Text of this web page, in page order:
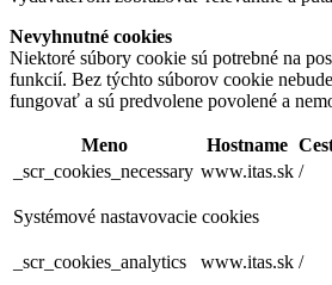
Nevyhnutné cookies
Niektoré súbory cookie sú potrebné na
funkcií. Bez týchto súborov cookie
fungovať a sú predvolene povolené a
Meno Hostname
_scr_cookies_necessary www.itas.sk /
Systémové nastavovacie cookies
_scr_cookies_analytics www.itas.sk /